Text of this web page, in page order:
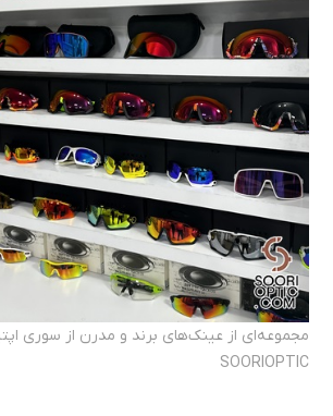
مجموعه‌ای از عینک‌های برند و مدرن از سوری
SOORIOPTIC